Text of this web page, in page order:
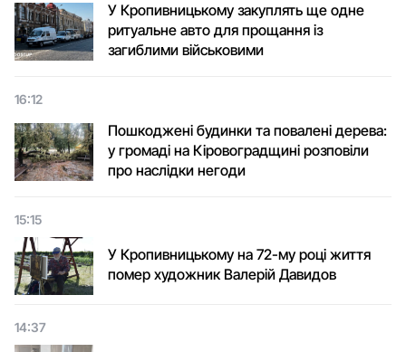
У Кропивницькому закуплять ще одне
ритуальне авто для прощання із
загиблими військовими
16:12
Пошкоджені будинки та повалені дерева:
у громаді на Кіровоградщині розповіли
про наслідки негоди
15:15
У Кропивницькому на 72-му році життя
помер художник Валерій Давидов
14:37